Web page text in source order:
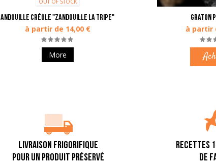
OUT OF STOCK
Andouille créole "Zandouille la tripe"
à partir de 14,00 €
More
Graton
à partir
LIVRAISON FRIGORIFIQUE
POUR UN PRODUIT PRÉSERVÉ
RECETTES
DE